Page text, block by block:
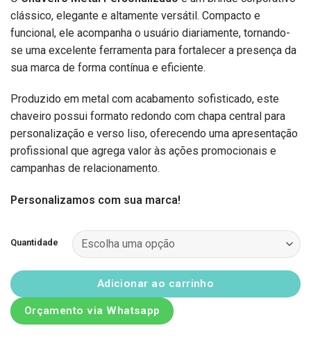
clássico, elegante e altamente versátil. Compacto e
funcional, ele acompanha o usuário diariamente, tornando-
se uma excelente ferramenta para fortalecer a presença da
sua marca de forma contínua e eficiente.
Produzido em metal com acabamento sofisticado, este
chaveiro possui formato redondo com chapa central para
personalização e verso liso, oferecendo uma apresentação
profissional que agrega valor às ações promocionais e
campanhas de relacionamento.
Personalizamos com sua marca!
Quantidade
Adicionar ao carrinho
Orçamento via Whatsapp